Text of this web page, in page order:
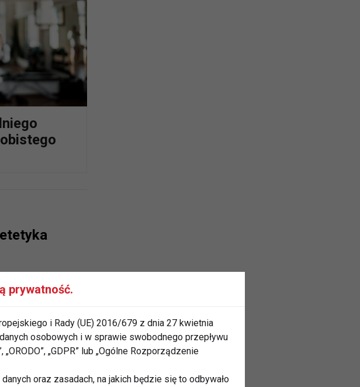
prywatność.
i Rady (UE) 2016/679 z dnia 27 kwietnia
osobowych i w sprawie swobodnego przepływu
„GDPR” lub „Ogólne Rozporządzenie
oraz zasadach, na jakich będzie się to odbywało